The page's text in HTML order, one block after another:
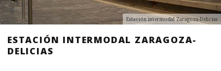
Estación intermodal Zaragoza-Delicias
ESTACIÓN INTERMODAL ZARAGOZA-
DELICIAS